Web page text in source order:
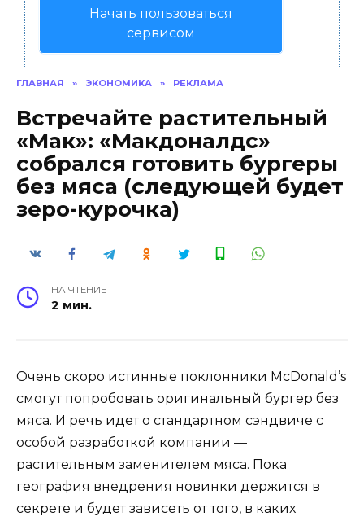
Начать пользоваться
сервисом
ГЛАВНАЯ » ЭКОНОМИКА » РЕКЛАМА
Встречайте растительный
«Мак»: «Макдоналдс»
собрался готовить бургеры
без мяса (следующей будет
зеро-курочка)
НА ЧТЕНИЕ
2 мин.
Очень скоро истинные поклонники McDonald’s
смогут попробовать оригинальный бургер без
мяса. И речь идет о стандартном сэндвиче с
особой разработкой компании —
растительным заменителем мяса. Пока
география внедрения новинки держится в
секрете и будет зависеть от того, в каких